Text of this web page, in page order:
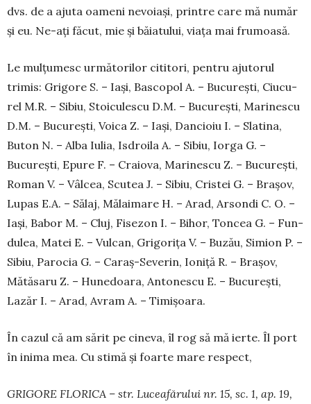
dvs. de a ajuta oameni nevoiași, printre care mă număr
și eu. Ne-ați făcut, mie și băiatului, viața mai frumoasă.
Le mulțumesc următorilor cititori, pentru ajutorul
trimis: Grigore S. – Iași, Bascopol A. – București, Ciucu­
rel M.R. – Sibiu, Stoiculescu D.M. – Bucu­rești, Marinescu
D.M. – București, Voica Z. – Iași, Dancioiu I. – Slatina,
Buton N. – Alba Iulia, Isdroila A. – Sibiu, Iorga G. –
București, Epure F. – Cra­iova, Marinescu Z. – București,
Roman V. – Vâlcea, Scu­tea J. – Sibiu, Cristei G. – Brașov,
Lupas E.A. – Sălaj, Mălaimare H. – Arad, Arsondi C. O. –
Iași, Babor M. – Cluj, Fisezon I. – Bihor, Toncea G. – Fun­
dulea, Matei E. – Vulcan, Grigorița V. – Buzău, Si­mion P. –
Sibiu, Parocia G. – Caraș-Severin, Io­niță R. – Brașov,
Mătăsaru Z. – Hunedoara, Anto­nes­cu E. – București,
Lazăr I. – Arad, Avram A. – Timișoara.
În cazul că am sărit pe cineva, îl rog să mă ierte. Îl port
în inima mea. Cu stimă și foarte mare respect,
GRIGORE FLORICA – str. Luceafărului nr. 15, sc. 1, ap. 19,